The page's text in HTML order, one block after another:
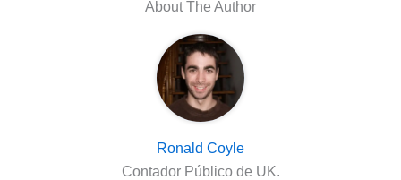
About The Author
Ronald Coyle
Contador Público de UK.